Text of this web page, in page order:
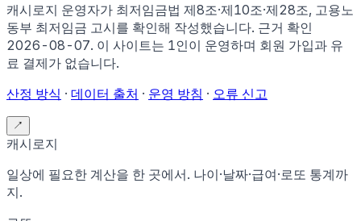
캐시로지 운영자가 최저임금법 제8조·제10조·제28조, 고용노
동부 최저임금 고시를 확인해 작성했습니다. 근거 확인
2026-08-07. 이 사이트는 1인이 운영하며 회원 가입과 유
료 결제가 없습니다.
산정 방식 · 데이터 출처 · 운영 방침 · 오류 신고
↗
캐시로지
일상에 필요한 계산을 한 곳에서. 나이·날짜·급여·로또 통계까
지.